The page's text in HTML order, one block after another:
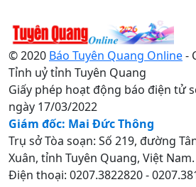
© 2020 Báo Tuyên Quang Online-
Tỉnh uỷ tỉnh Tuyên Quang
Giấy phép hoạt động báo điện tử
ngày 17/03/2022
Giám đốc: Mai Đức Thông
Trụ sở Tòa soạn: Số 219, đường
Xuân, tỉnh Tuyên Quang, Việt Nam.
Điện thoại: 0207.3822820 -